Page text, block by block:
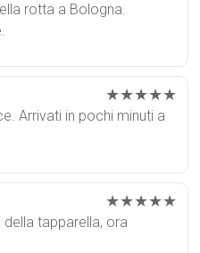
rotta a Bologna.
★★★★★
Arrivati in pochi minuti a
★★★★★
tapparella, ora